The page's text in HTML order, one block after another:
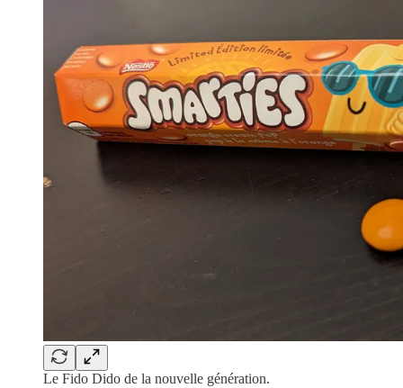
Le Fido Dido de la nouvelle génération.